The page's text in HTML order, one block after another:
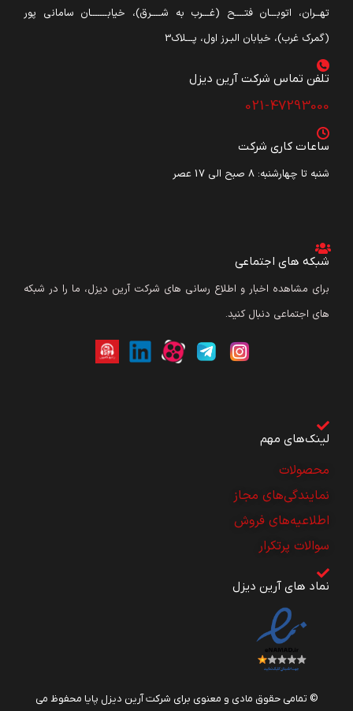
تهــران، اتوبـــان فتــــح (غـــرب به شــــرق)، خیابـــــــان سامانی پور
(گمرک غرب)، خیابان البـرز اول، پـــلاک3
تلفن تماس شرکت آرین دیزل​
021-47293000
ساعات کاری شرکت
شنبه تا چهارشنبه: ۸ صبح الی 17 عصر
شبکه های اجتماعی
برای مشاهده اخبار و اطلاع رسانی های شرکت آرین دیزل، ما را در شبکه
های اجتماعی دنبال کنید.
لینک‌های مهم
محصولات
نمایندگی‌های مجاز
اطلاعیه‌های فروش
سوالات پرتکرار
نماد های آرین دیزل
© تمامی حقوق مادی و معنوی برای شرکت آرین دیزل پایا محفوظ می